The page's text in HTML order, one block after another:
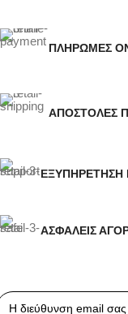
ΠΛΗΡΩΜΕΣ
ΑΠΟΣΤΟΛΕΣ
ΕΞΥΠΗΡΕΤΗΣΗ
ΑΣΦΑΛΕΙΣ